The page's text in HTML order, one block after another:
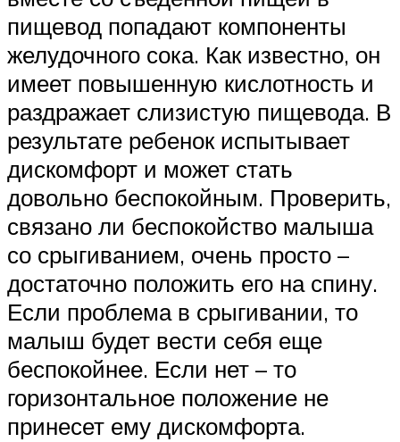
пищевод попадают компоненты
желудочного сока. Как известно, он
имеет повышенную кислотность и
раздражает слизистую пищевода. В
результате ребенок испытывает
дискомфорт и может стать
довольно беспокойным. Проверить,
связано ли беспокойство малыша
со срыгиванием, очень просто –
достаточно положить его на спину.
Если проблема в срыгивании, то
малыш будет вести себя еще
беспокойнее. Если нет – то
горизонтальное положение не
принесет ему дискомфорта.